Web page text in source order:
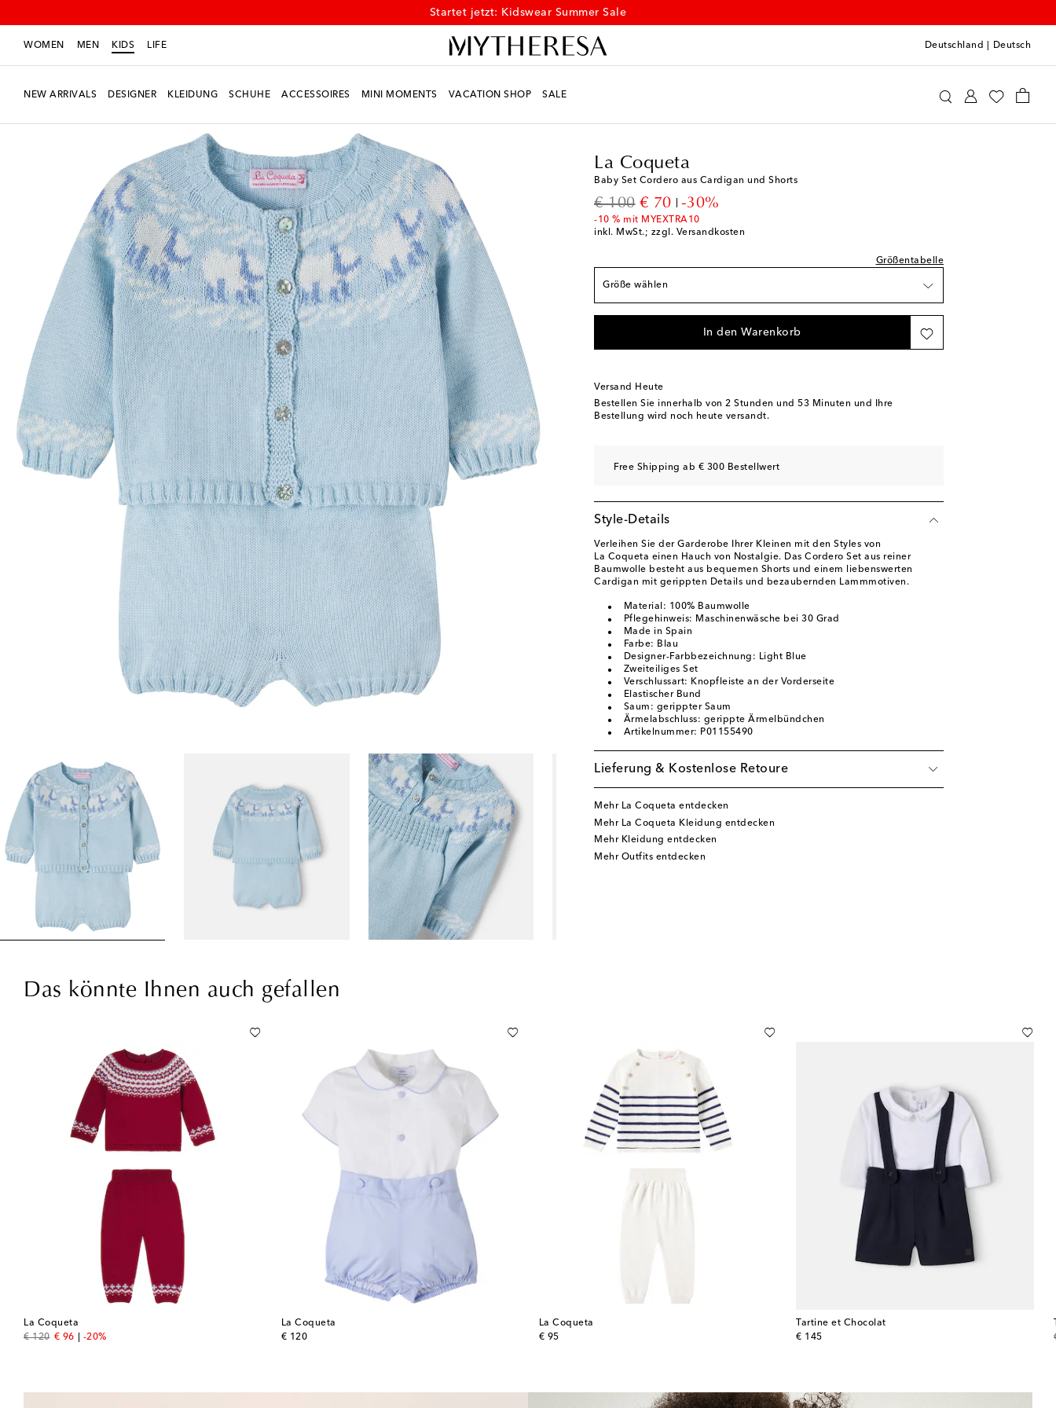
Startet jetzt: Kidswear Summer Sale
WOMEN MEN KIDS LIFE Deutschland Deutsch
NEW ARRIVALS DESIGNER KLEIDUNG SCHUHE ACCESSOIRES MINI MOMENTS VACATION SHOP SALE
La Coqueta
Baby Set Cordero aus Cardigan und Shorts
€ 100
original price
€ 70
discount price
-30%
-10 % mit MYEXTRA10
inkl. MwSt.; zzgl. Versandkosten
Größentabelle
Größe wählen
Fällt der Größe entsprechend normal aus
M 3 / 62 Geringe Verfügbarkeit
M 6 / 68 Geringe Verfügbarkeit
M 18 / 86 Geringe Verfügbarkeit
In den Warenkorb
Versand Heute
Bestellen Sie innerhalb von 2 Stunden und 53 Minuten und Ihre
Bestellung wird noch heute versandt.
Free Shipping ab € 300 Bestellwert
Style-Details
Verleihen Sie der Garderobe Ihrer Kleinen mit den Styles von
La Coqueta einen Hauch von Nostalgie. Das Cordero Set aus reiner
Baumwolle besteht aus bequemen Shorts und einem liebenswerten
Cardigan mit gerippten Details und bezaubernden Lammmotiven.
Material: 100% Baumwolle
Pflegehinweis: Maschinenwäsche bei 30 Grad
Made in Spain
Farbe: Blau
Designer-Farbbezeichnung: Light Blue
Zweiteiliges Set
Verschlussart: Knopfleiste an der Vorderseite
Elastischer Bund
Saum: gerippter Saum
Ärmelabschluss: gerippte Ärmelbündchen
Artikelnummer: P01155490
Lieferung & Kostenlose Retoure
Mehr La Coqueta entdecken
Mehr La Coqueta Kleidung entdecken
Mehr Kleidung entdecken
Mehr Outfits entdecken
Das könnte Ihnen auch gefallen
La Coqueta
€ 120
original price
€ 96
discount price
-20%
La Coqueta
€ 120
original price
La Coqueta
€ 95
original price
Tartine et Chocolat
€ 145
original price